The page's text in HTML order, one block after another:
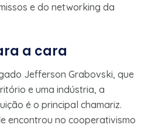
e do networking da
a cara
Jefferson Grabovski, que
e uma indústria, a
é o principal chamariz.
encontrou no cooperativismo